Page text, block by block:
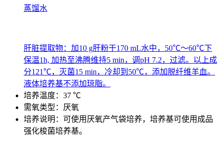
蒸馏水
肝脏提取物：加10 g肝粉于170 mL水中，50℃～60℃下
保温1h, 加热至沸腾维持5 min，调pH 7.2，过滤。以上成
分121℃，灭菌15 min，冷却到50℃，添加脱纤维羊血。
液体培养基不添加琼脂。
培养温度：37 ℃
需氧类型：厌氧
培养说明：可使用厌氧产气袋培养，培养基可使用成品
强化梭菌培养基。